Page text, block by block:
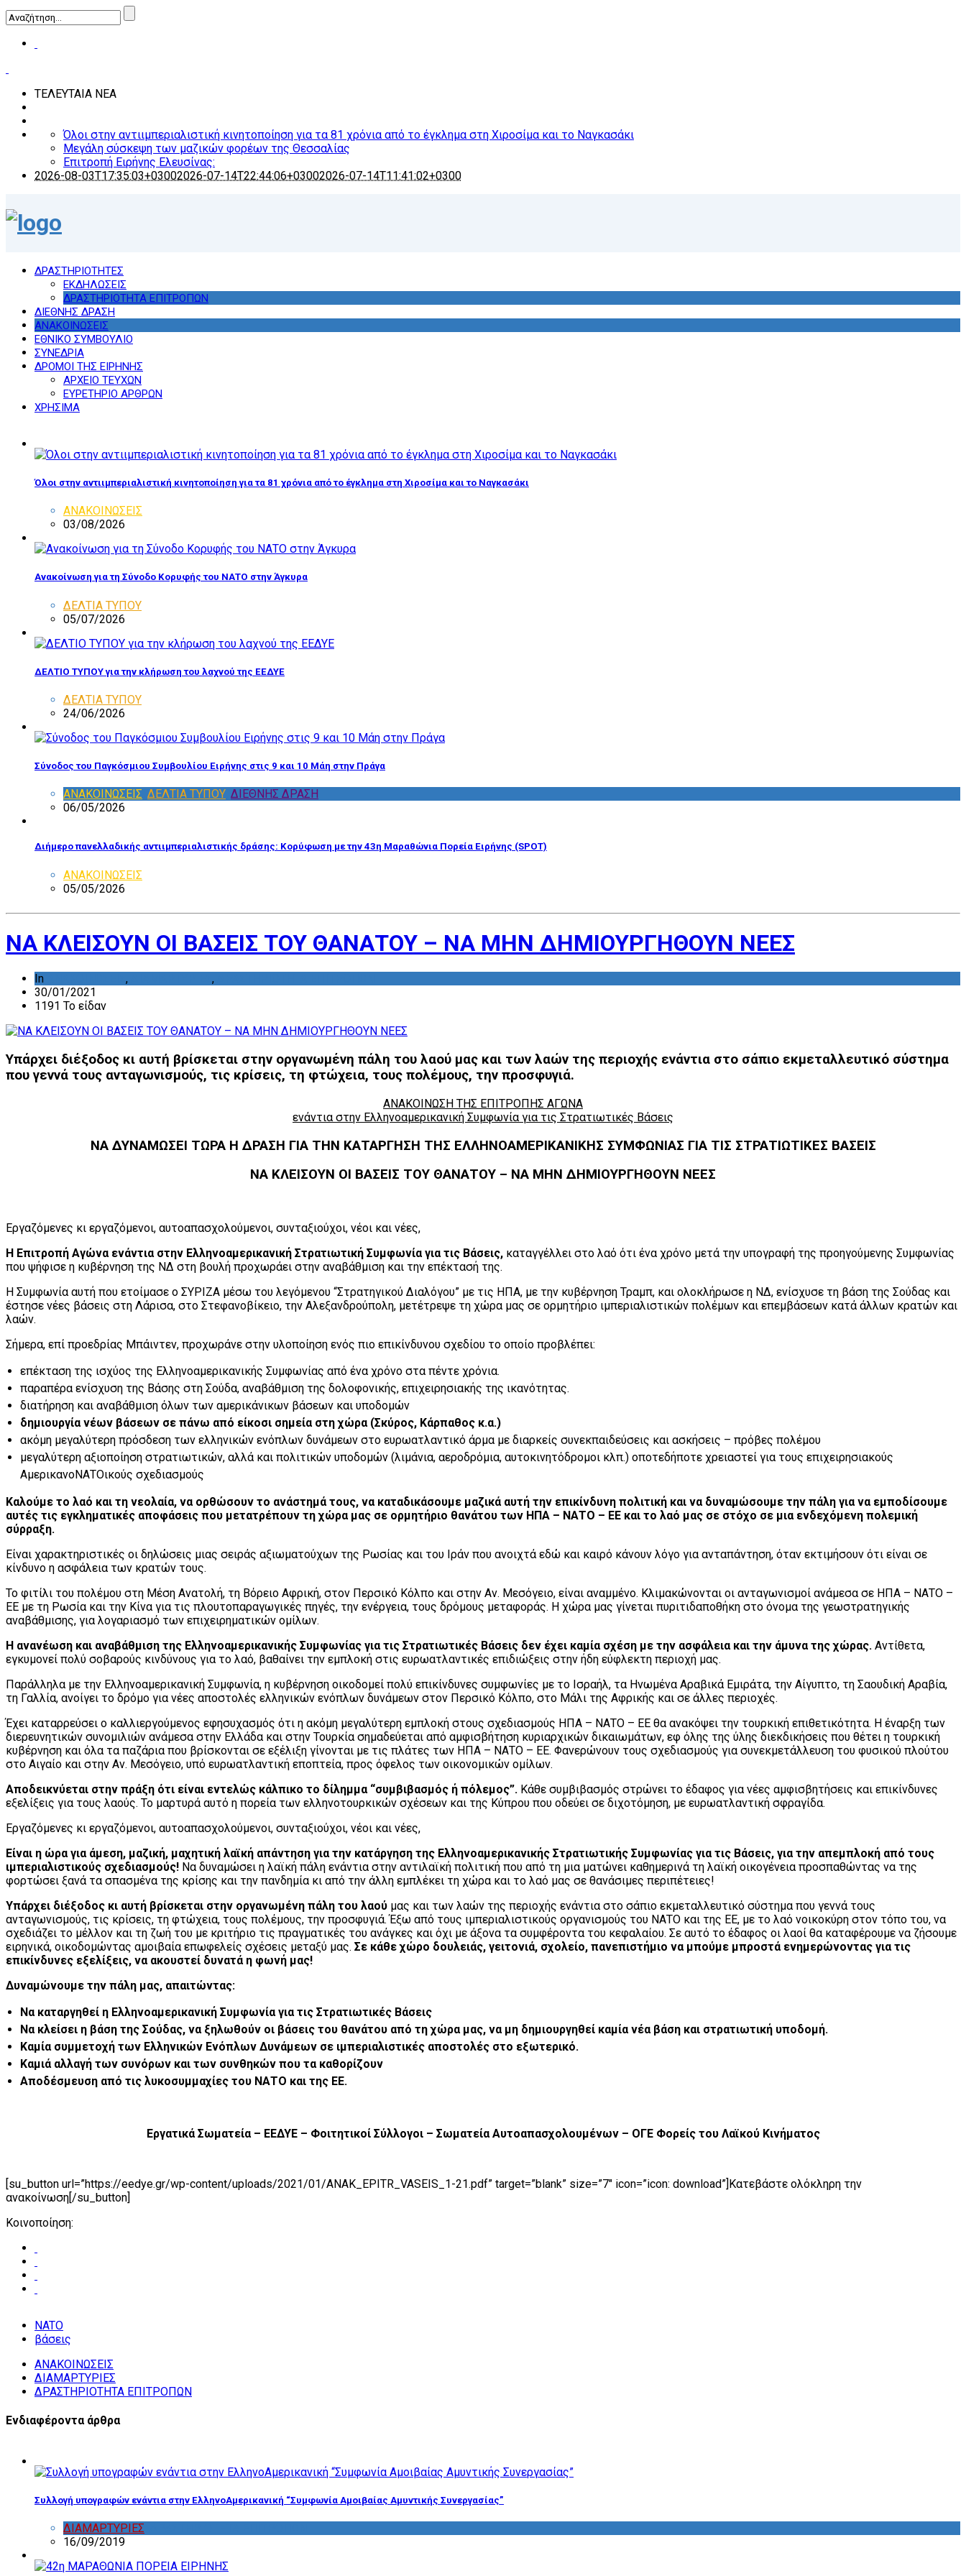
ΤΕΛΕΥΤΑΙΑ ΝΕΑ
Όλοι στην αντιιμπεριαλιστική κινητοποίηση για τα 81 χρόνια από το έγκλημα στη Χιροσίμα και το Ναγκασάκι
Μεγάλη σύσκεψη των μαζικών φορέων της Θεσσαλίας
Επιτροπή Ειρήνης Ελευσίνας:
2026-08-03T17:35:03+03002026-07-14T22:44:06+03002026-07-14T11:41:02+0300
ΔΡΑΣΤΗΡΙΟΤΗΤΕΣ
ΕΚΔΗΛΩΣΕΙΣ
ΔΡΑΣΤΗΡΙΟΤΗΤΑ ΕΠΙΤΡΟΠΩΝ
ΔΙΕΘΝΗΣ ΔΡΑΣΗ
ΑΝΑΚΟΙΝΩΣΕΙΣ
ΕΘΝΙΚΟ ΣΥΜΒΟΥΛΙΟ
ΣΥΝΕΔΡΙΑ
ΔΡΟΜΟΙ ΤΗΣ ΕΙΡΗΝΗΣ
ΑΡΧΕΙΟ ΤΕΥΧΩΝ
ΕΥΡΕΤΗΡΙΟ ΑΡΘΡΩΝ
ΧΡΗΣΙΜΑ
Όλοι στην αντιιμπεριαλιστική κινητοποίηση για τα 81 χρόνια από το έγκλημα στη Χιροσίμα και το Ναγκασάκι
ΑΝΑΚΟΙΝΩΣΕΙΣ
03/08/2026
Ανακοίνωση για τη Σύνοδο Κορυφής του ΝΑΤΟ στην Άγκυρα
ΔΕΛΤΙΑ ΤΥΠΟΥ
05/07/2026
ΔΕΛΤΙΟ ΤΥΠΟΥ για την κλήρωση του λαχνού της ΕΕΔΥΕ
ΔΕΛΤΙΑ ΤΥΠΟΥ
24/06/2026
Σύνοδος του Παγκόσμιου Συμβουλίου Ειρήνης στις 9 και 10 Μάη στην Πράγα
ΑΝΑΚΟΙΝΩΣΕΙΣ ΔΕΛΤΙΑ ΤΥΠΟΥ ΔΙΕΘΝΗΣ ΔΡΑΣΗ
06/05/2026
Διήμερο πανελλαδικής αντιιμπεριαλιστικής δράσης: Κορύφωση με την 43η Μαραθώνια Πορεία Ειρήνης (SPOT)
ΑΝΑΚΟΙΝΩΣΕΙΣ
05/05/2026
ΝΑ ΚΛΕΙΣΟΥΝ ΟΙ ΒΑΣΕΙΣ ΤΟΥ ΘΑΝΑΤΟΥ – ΝΑ ΜΗΝ ΔΗΜΙΟΥΡΓΗΘΟΥΝ ΝΕΕΣ
In , ,
30/01/2021
1191 Το είδαν
Υπάρχει διέξοδος κι αυτή βρίσκεται στην οργανωμένη πάλη του λαού μας και των λαών της περιοχής ενάντια στο σάπιο εκμεταλλευτικό σύστημα
που γεννά τους ανταγωνισμούς, τις κρίσεις, τη φτώχεια, τους πολέμους, την προσφυγιά.
ΑΝΑΚΟΙΝΩΣΗ ΤΗΣ ΕΠΙΤΡΟΠΗΣ ΑΓΩΝΑ
ενάντια στην Ελληνοαμερικανική Συμφωνία για τις Στρατιωτικές Βάσεις
ΝΑ ΔΥΝΑΜΩΣΕΙ ΤΩΡΑ Η ΔΡΑΣΗ ΓΙΑ ΤΗΝ ΚΑΤΑΡΓΗΣΗ ΤΗΣ ΕΛΛΗΝΟΑΜΕΡΙΚΑΝΙΚΗΣ ΣΥΜΦΩΝΙΑΣ ΓΙΑ ΤΙΣ ΣΤΡΑΤΙΩΤΙΚΕΣ ΒΑΣΕΙΣ
ΝΑ ΚΛΕΙΣΟΥΝ ΟΙ ΒΑΣΕΙΣ ΤΟΥ ΘΑΝΑΤΟΥ – ΝΑ ΜΗΝ ΔΗΜΙΟΥΡΓΗΘΟΥΝ ΝΕΕΣ
Εργαζόμενες κι εργαζόμενοι, αυτοαπασχολούμενοι, συνταξιούχοι, νέοι και νέες,
Η Επιτροπή Αγώνα ενάντια στην Ελληνοαμερικανική Στρατιωτική Συμφωνία για τις Βάσεις, καταγγέλλει στο λαό ότι ένα χρόνο μετά την υπογραφή της προηγούμενης Συμφωνίας
που ψήφισε η κυβέρνηση της ΝΔ στη βουλή προχωράει στην αναβάθμιση και την επέκτασή της.
Η Συμφωνία αυτή που ετοίμασε ο ΣΥΡΙΖΑ μέσω του λεγόμενου “Στρατηγικού Διαλόγου” με τις ΗΠΑ, με την κυβέρνηση Τραμπ, και ολοκλήρωσε η ΝΔ, ενίσχυσε τη βάση της Σούδας και
έστησε νέες βάσεις στη Λάρισα, στο Στεφανοβίκειο, την Αλεξανδρούπολη, μετέτρεψε τη χώρα μας σε ορμητήριο ιμπεριαλιστικών πολέμων και επεμβάσεων κατά άλλων κρατών και
λαών.
Σήμερα, επί προεδρίας Μπάιντεν, προχωράνε στην υλοποίηση ενός πιο επικίνδυνου σχεδίου το οποίο προβλέπει:
επέκταση της ισχύος της Ελληνοαμερικανικής Συμφωνίας από ένα χρόνο στα πέντε χρόνια.
παραπέρα ενίσχυση της Βάσης στη Σούδα, αναβάθμιση της δολοφονικής, επιχειρησιακής της ικανότητας.
διατήρηση και αναβάθμιση όλων των αμερικάνικων βάσεων και υποδομών
δημιουργία νέων βάσεων σε πάνω από είκοσι σημεία στη χώρα (Σκύρος, Κάρπαθος κ.α.)
ακόμη μεγαλύτερη πρόσδεση των ελληνικών ενόπλων δυνάμεων στο ευρωατλαντικό άρμα με διαρκείς συνεκπαιδεύσεις και ασκήσεις – πρόβες πολέμου
μεγαλύτερη αξιοποίηση στρατιωτικών, αλλά και πολιτικών υποδομών (λιμάνια, αεροδρόμια, αυτοκινητόδρομοι κλπ.) οποτεδήποτε χρειαστεί για τους επιχειρησιακούς
ΑμερικανοΝΑΤΟικούς σχεδιασμούς
Καλούμε το λαό και τη νεολαία, να ορθώσουν το ανάστημά τους, να καταδικάσουμε μαζικά αυτή την επικίνδυνη πολιτική και να δυναμώσουμε την πάλη για να εμποδίσουμε
αυτές τις εγκληματικές αποφάσεις που μετατρέπουν τη χώρα μας σε ορμητήριο θανάτου των ΗΠΑ – ΝΑΤΟ – ΕΕ και το λαό μας σε στόχο σε μια ενδεχόμενη πολεμική
σύρραξη.
Είναι χαρακτηριστικές οι δηλώσεις μιας σειράς αξιωματούχων της Ρωσίας και του Ιράν που ανοιχτά εδώ και καιρό κάνουν λόγο για ανταπάντηση, όταν εκτιμήσουν ότι είναι σε
κίνδυνο η ασφάλεια των κρατών τους.
Το φιτίλι του πολέμου στη Μέση Ανατολή, τη Βόρειο Αφρική, στον Περσικό Κόλπο και στην Αν. Μεσόγειο, είναι αναμμένο. Κλιμακώνονται οι ανταγωνισμοί ανάμεσα σε ΗΠΑ – ΝΑΤΟ –
ΕΕ με τη Ρωσία και την Κίνα για τις πλουτοπαραγωγικές πηγές, την ενέργεια, τους δρόμους μεταφοράς. Η χώρα μας γίνεται πυριτιδαποθήκη στο όνομα της γεωστρατηγικής
αναβάθμισης, για λογαριασμό των επιχειρηματικών ομίλων.
Η ανανέωση και αναβάθμιση της Ελληνοαμερικανικής Συμφωνίας για τις Στρατιωτικές Βάσεις δεν έχει καμία σχέση με την ασφάλεια και την άμυνα της χώρας. Αντίθετα,
εγκυμονεί πολύ σοβαρούς κινδύνους για το λαό, βαθαίνει την εμπλοκή στις ευρωατλαντικές επιδιώξεις στην ήδη εύφλεκτη περιοχή μας.
Παράλληλα με την Ελληνοαμερικανική Συμφωνία, η κυβέρνηση οικοδομεί πολύ επικίνδυνες συμφωνίες με το Ισραήλ, τα Ηνωμένα Αραβικά Εμιράτα, την Αίγυπτο, τη Σαουδική Αραβία,
τη Γαλλία, ανοίγει το δρόμο για νέες αποστολές ελληνικών ενόπλων δυνάμεων στον Περσικό Κόλπο, στο Μάλι της Αφρικής και σε άλλες περιοχές.
Έχει καταρρεύσει ο καλλιεργούμενος εφησυχασμός ότι η ακόμη μεγαλύτερη εμπλοκή στους σχεδιασμούς ΗΠΑ – ΝΑΤΟ – ΕΕ θα ανακόψει την τουρκική επιθετικότητα. Η έναρξη των
διερευνητικών συνομιλιών ανάμεσα στην Ελλάδα και στην Τουρκία σημαδεύεται από αμφισβήτηση κυριαρχικών δικαιωμάτων, εφ όλης της ύλης διεκδικήσεις που θέτει η τουρκική
κυβέρνηση και όλα τα παζάρια που βρίσκονται σε εξέλιξη γίνονται με τις πλάτες των ΗΠΑ – ΝΑΤΟ – ΕΕ. Φανερώνουν τους σχεδιασμούς για συνεκμετάλλευση του φυσικού πλούτου
στο Αιγαίο και στην Αν. Μεσόγειο, υπό ευρωατλαντική εποπτεία, προς όφελος των οικονομικών ομίλων.
Αποδεικνύεται στην πράξη ότι είναι εντελώς κάλπικο το δίλημμα “συμβιβασμός ή πόλεμος”. Κάθε συμβιβασμός στρώνει το έδαφος για νέες αμφισβητήσεις και επικίνδυνες
εξελίξεις για τους λαούς. Το μαρτυρά αυτό η πορεία των ελληνοτουρκικών σχέσεων και της Κύπρου που οδεύει σε διχοτόμηση, με ευρωατλαντική σφραγίδα.
Εργαζόμενες κι εργαζόμενοι, αυτοαπασχολούμενοι, συνταξιούχοι, νέοι και νέες,
Είναι η ώρα για άμεση, μαζική, μαχητική λαϊκή απάντηση για την κατάργηση της Ελληνοαμερικανικής Στρατιωτικής Συμφωνίας για τις Βάσεις, για την απεμπλοκή από τους
ιμπεριαλιστικούς σχεδιασμούς! Να δυναμώσει η λαϊκή πάλη ενάντια στην αντιλαϊκή πολιτική που από τη μια ματώνει καθημερινά τη λαϊκή οικογένεια προσπαθώντας να της
φορτώσει ξανά τα σπασμένα της κρίσης και την πανδημία κι από την άλλη εμπλέκει τη χώρα και το λαό μας σε θανάσιμες περιπέτειες!
Υπάρχει διέξοδος κι αυτή βρίσκεται στην οργανωμένη πάλη του λαού μας και των λαών της περιοχής ενάντια στο σάπιο εκμεταλλευτικό σύστημα που γεννά τους
ανταγωνισμούς, τις κρίσεις, τη φτώχεια, τους πολέμους, την προσφυγιά. Έξω από τους ιμπεριαλιστικούς οργανισμούς του ΝΑΤΟ και της ΕΕ, με το λαό νοικοκύρη στον τόπο του, να
σχεδιάζει το μέλλον και τη ζωή του με κριτήριο τις πραγματικές του ανάγκες και όχι με άξονα τα συμφέροντα του κεφαλαίου. Σε αυτό το έδαφος οι λαοί θα καταφέρουμε να ζήσουμε
ειρηνικά, οικοδομώντας αμοιβαία επωφελείς σχέσεις μεταξύ μας. Σε κάθε χώρο δουλειάς, γειτονιά, σχολείο, πανεπιστήμιο να μπούμε μπροστά ενημερώνοντας για τις
επικίνδυνες εξελίξεις, να ακουστεί δυνατά η φωνή μας!
Δυναμώνουμε την πάλη μας, απαιτώντας:
Να καταργηθεί η Ελληνοαμερικανική Συμφωνία για τις Στρατιωτικές Βάσεις
Να κλείσει η βάση της Σούδας, να ξηλωθούν οι βάσεις του θανάτου από τη χώρα μας, να μη δημιουργηθεί καμία νέα βάση και στρατιωτική υποδομή.
Καμία συμμετοχή των Ελληνικών Ενόπλων Δυνάμεων σε ιμπεριαλιστικές αποστολές στο εξωτερικό.
Καμιά αλλαγή των συνόρων και των συνθηκών που τα καθορίζουν
Αποδέσμευση από τις λυκοσυμμαχίες του ΝΑΤΟ και της ΕΕ.
Εργατικά Σωματεία – ΕΕΔΥΕ – Φοιτητικοί Σύλλογοι – Σωματεία Αυτοαπασχολουμένων – ΟΓΕ Φορείς του Λαϊκού Κινήματος
[su_button url=”https://eedye.gr/wp-content/uploads/2021/01/ANAK_EPITR_VASEIS_1-21.pdf” target=”blank” size=”7″ icon=”icon: download”]Κατεβάστε ολόκληρη την
ανακοίνωση[/su_button]
Κοινοποίηση:
NATO
βάσεις
ΑΝΑΚΟΙΝΩΣΕΙΣ
ΔΙΑΜΑΡΤΥΡΙΕΣ
ΔΡΑΣΤΗΡΙΟΤΗΤΑ ΕΠΙΤΡΟΠΩΝ
Ενδιαφέροντα άρθρα
Συλλογή υπογραφών ενάντια στην ΕλληνοΑμερικανική “Συμφωνία Αμοιβαίας Αμυντικής Συνεργασίας”
ΔΙΑΜΑΡΤΥΡΙΕΣ
16/09/2019